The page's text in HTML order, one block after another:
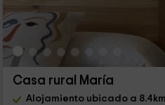
Casa rural María
Alojamiento ubicado a